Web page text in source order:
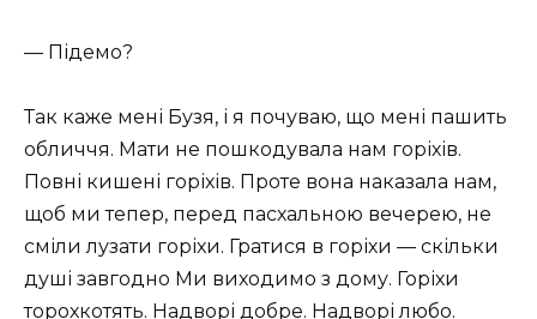
— Підемо?
Так каже мені Бузя, і я почуваю, що мені пашить
обличчя. Мати не пошкодувала нам горіхів.
Повні кишені горіхів. Проте вона наказала нам,
щоб ми тепер, перед пасхальною вечерею, не
сміли лузати горіхи. Гратися в горіхи — скільки
душі завгодно Ми виходимо з дому. Горіхи
торохкотять. Надворі добре. Надворі любо.